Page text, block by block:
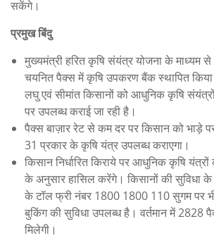
सकेंगे।
प्रमुख बिंदु
मुख्यमंत्री हरित कृषि संयंत्र योजना के माध्यम
चयनित पैक्स में कृषि उपकरण बैंक स्थापित
लघु एवं सीमांत किसानों को आधुनिक कृषि संयंत्रों
पर उपलब्ध कराई जा रही है।
पैक्स बाज़ार रेट से कम दर पर किसान को भाड़े
31 प्रकार के कृषि यंत्र उपलब्ध कराएगा।
किसान निर्धारित किराये पर आधुनिक कृषि
के अनुसार हासिल करेंगे। किसानों की सुविधा के
के टॉल फ्री नंबर 1800 1800 110 सुगम पर
बुकिंग की सुविधा उपलब्ध है। वर्तमान में 2828
मिलेगी।